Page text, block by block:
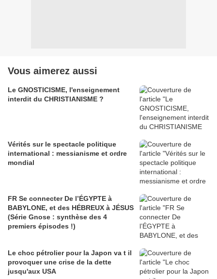
Vous aimerez aussi
Le GNOSTICISME, l'enseignement
interdit du CHRISTIANISME ?
Vérités sur le spectacle politique
international : messianisme et ordre
mondial
FR Se connecter De l’ÉGYPTE à
BABYLONE, et des HÉBREUX à JÉSUS
(Série Gnose : synthèse des 4
premiers épisodes !)
Le choc pétrolier pour la Japon va t il
provoquer une crise de la dette
jusqu'aux USA